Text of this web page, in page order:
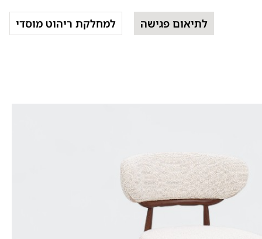
לתיאום פגישה למחלקת ריהוט מוסדי